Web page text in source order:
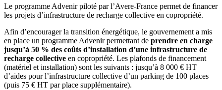
Le programme Advenir piloté par l’Avere-France permet de financer
les projets d’infrastructure de recharge collective en copropriété.
Afin d’encourager la transition énergétique, le gouvernement a mis
en place un programme Advenir permettant de prendre en charge
jusqu’à 50 % des coûts d’installation d’une infrastructure de
recharge collective en copropriété. Les plafonds de financement
(matériel et installation) sont les suivants : jusqu’à 8 000 € HT
d’aides pour l’infrastructure collective d’un parking de 100 places
(puis 75 € HT par place supplémentaire).